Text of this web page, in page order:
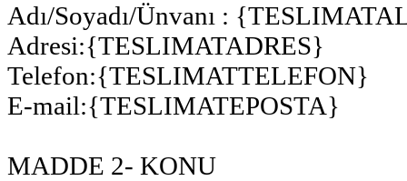
Adı/Soyadı/Ünvanı :
Adresi:{TESLIMATADRES}
Telefon:{TESLIMATTELEFON}
E-mail:{TESLIMATEPOSTA}
MADDE 2- KONU